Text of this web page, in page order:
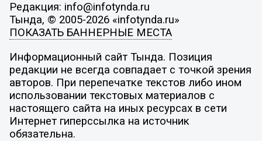
Редакция: info@infotynda.ru
Тында, © 2005-2026 «infotynda.ru»
ПОКАЗАТЬ БАННЕРНЫЕ МЕСТА
Информационный сайт Тында. Позиция
редакции не всегда совпадает с точкой зрения
авторов. При перепечатке текстов либо ином
использовании текстовых материалов с
настоящего сайта на иных ресурсах в сети
Интернет гиперссылка на источник
обязательна.